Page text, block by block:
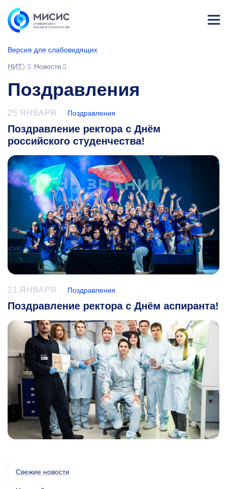
Версия для слабовидящих
НИТУ МИСИС
Новости
Поздравления
25 ЯНВАРЯ Поздравления
Поздравление ректора с Днём
российского студенчества!
21 ЯНВАРЯ Поздравления
Поздравление ректора с Днём аспиранта!
Свежие новости